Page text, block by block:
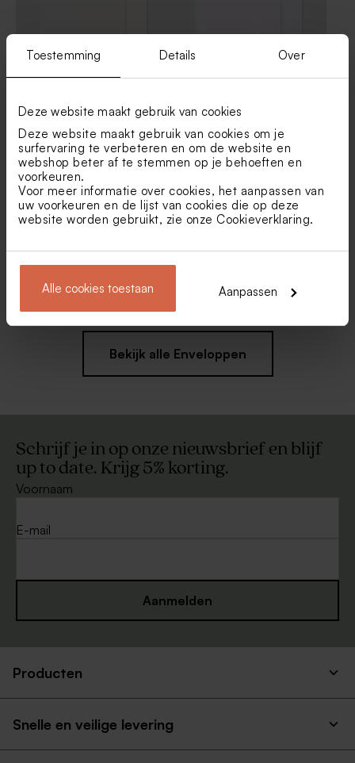
Toestemming Details Over
Deze website maakt gebruik van cookies
Deze website maakt gebruik van cookies om je
surfervaring te verbeteren en om de website en
webshop beter af te stemmen op je behoeften en
voorkeuren.
Voor meer informatie over cookies, het aanpassen van
uw voorkeuren en de lijst van cookies die op deze
website worden gebruikt, zie onze Cookieverklaring.
Alle cookies toestaan Aanpassen
puntklep
Bekijk alle Enveloppen
Schrijf je in op onze nieuwsbrief en blijf
up to date. Krijg 5% korting.
Voornaam
E-mail
Aanmelden
Producten
Snelle en veilige levering